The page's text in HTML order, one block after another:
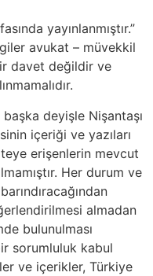
yayınlanmıştır.”
avukat – müvekkil
davet değildir ve
deyişle Nişantaşı
içeriği ve yazıları
erişenlerin mevcut
Her durum ve
almadan
bulunulması
sorumluluk kabul
ve içerikler, Türkiye